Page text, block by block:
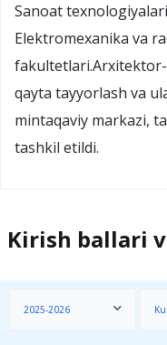
Sanoat
Elektromexanika va
qayta tayyorlash va
mintaqaviy markazi,
tashkil etildi.
Kirish ballari
2025-2026